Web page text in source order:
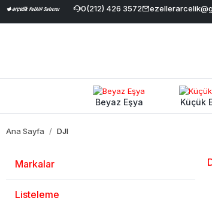
0(212) 426 3572
Havale İndirimi Geniş Ürün Yelpazesi | %100
Beyaz Eşya Küçük
Ana Sayfa DJI
Markalar
Listeleme